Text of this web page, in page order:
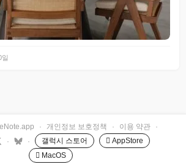
· 개인정보 보호정책 · 이용 약관
·
· · 갤럭시 스토어
 AppStore
 MacOS